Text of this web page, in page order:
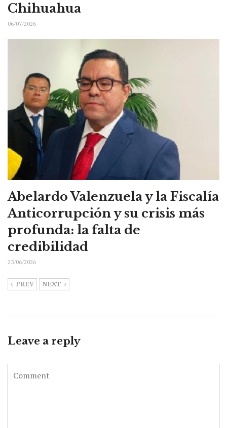
Chihuahua
06/07/2026
Abelardo Valenzuela y la Fiscalía
Anticorrupción y su crisis más
profunda: la falta de
credibilidad
25/06/2026
PREV NEXT
Leave a reply